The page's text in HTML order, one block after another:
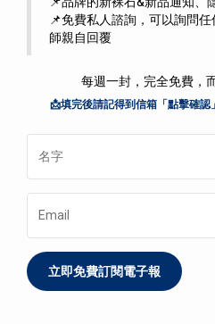
📌免費私人諮詢，可以詢問
師親自回覆
每週一封，完全免費，
📩填完後請記得到信箱「點擊確認
立即免費訂閱電子報